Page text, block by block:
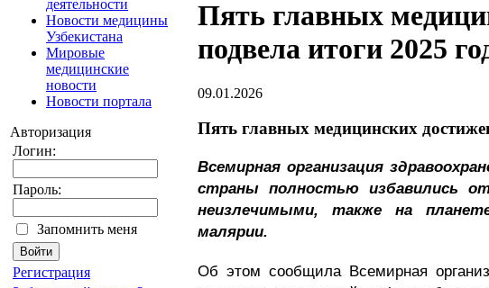
деятельности
Новости медицины
Узбекистана
Мировые
медицинские
новости
Новости портала
Авторизация
Логин:
Пароль:
Запомнить меня
Регистрация
Пять главных
подвела итоги 2025
09.01.2026
Пять главных медицинских
Всемирная организация
страны полностью избавились
неизлечимыми, также на
малярии.
Об этом сообщила Всемирная